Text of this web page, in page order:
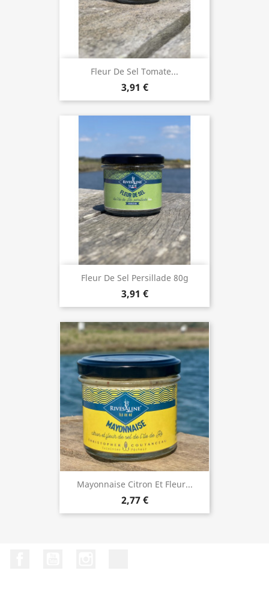
Fleur De Sel Tomate...
3,91 €
Fleur De Sel Persillade 80g
3,91 €
Mayonnaise Citron Et Fleur...
2,77 €